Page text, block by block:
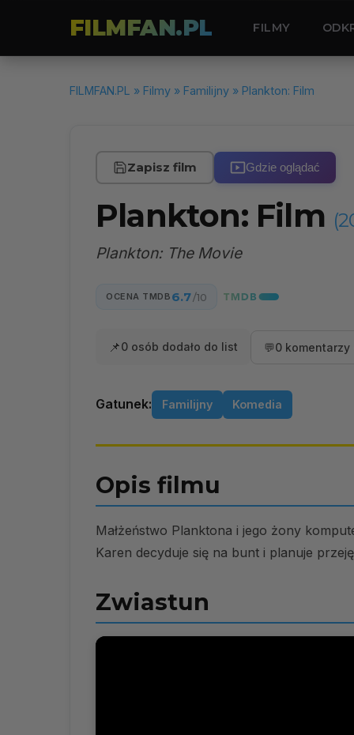
FILMFAN.PL FILMY
FILMFAN.PL » Filmy » Familijny » Plankton: Film
Zapisz film Gdzie oglądać
Plankton: Film
Plankton: The Movie
OCENA TMDB 6.7 /10
📌0 osób dodało do list 💬0 komentarzy
Gatunek: Familijny Komedia
Opis filmu
Małżeństwo Planktona i jego żony
Karen decyduje się na bunt i planuje
Zwiastun